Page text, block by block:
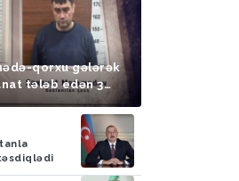
hədə-qorxu gələrək
tələb edən 3